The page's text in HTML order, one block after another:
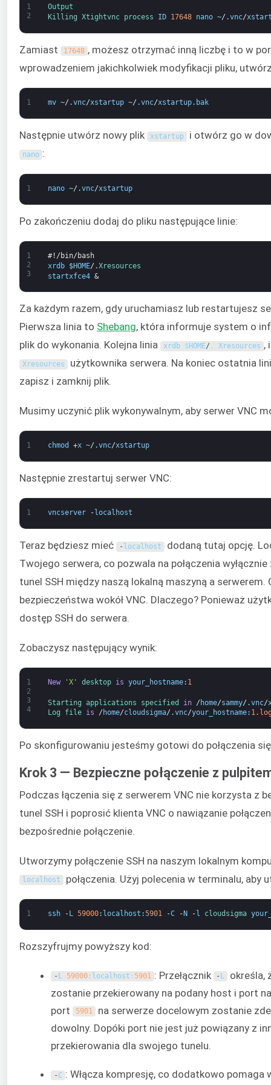
1
2
Output
Killing Xtightvnc process ID 17648 nano ~/ .vnc/
Zamiast 17648 , możesz otrzymać inną liczbę i to w
wprowadzeniem jakichkolwiek modyfikacji pliku,
1 mv ~/ .vnc/xstartup ~/ .vnc/xstartup. bak
Następnie utwórz nowy plik xstartup i otwórz go w
nano :
1 nano ~/ .vnc/xstartup
Po zakończeniu dodaj do pliku następujące linie:
1
2
3
#!/bin/bash
xrdb
$HOME/ .Xresources
startxfce4 &
Za każdym razem, gdy uruchamiasz lub restartujesz
Pierwsza linia to Shebang, która informuje system o
plik do wykonania. Kolejna linia
xrdb $HOME/ . Xresources ,
Xresources użytkownika serwera. Na koniec ostatnia
zapisz i zamknij plik.
Musimy uczynić plik wykonywalnym, aby serwer VNC
1 chmod +x ~/ .vnc/xstartup
Następnie zrestartuj serwer VNC:
1 vncserver - localhost
Teraz będziesz mieć - localhost dodaną tutaj opcję.
Twojego serwera, co pozwala na połączenia
tunel SSH między naszą lokalną maszyną a
bezpieczeństwa wokół VNC. Dlaczego? Ponieważ
dostęp SSH do serwera.
Zobaczysz następujący wynik:
1
2
3
4
New 'X' desktop is your_hostname: 1
Starting applications specified in / home/sammy/ .vnc/
Log
file is / home/cloudsigma/ .vnc/your_hostname:
Po skonfigurowaniu jesteśmy gotowi do połączenia
Krok 3 — Bezpieczne połączenie z
Podczas łączenia się z serwerem VNC nie korzysta z
tunel SSH i poprosić klienta VNC o nawiązanie
bezpośrednie połączenie.
Utworzymy połączenie SSH na naszym lokalnym
localhost połączenia. Użyj polecenia w terminalu, aby
1 ssh - L 59000: localhost :5901 -C - N - l cloudsigma
Rozszyfrujmy powyższy kod:
- L 59000: localhost : 5901 : Przełącznik - L
określa,
zostanie przekierowany na podany host i port
port
5901 na serwerze docelowym zostanie
dowolny. Dopóki port nie jest już powiązany z
przekierowania dla swojego tunelu.
- C : Włącza kompresję, co dodatkowo